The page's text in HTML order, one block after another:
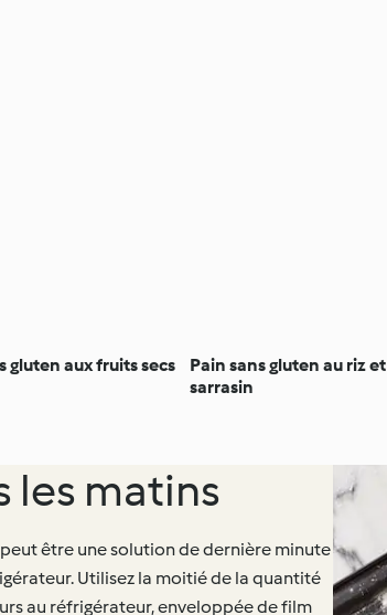
gluten aux fruits secs
Pain sans gluten au riz et
sarrasin
les matins
être une solution de dernière minute
Utilisez la moitié de la quantité
au réfrigérateur, enveloppée de film